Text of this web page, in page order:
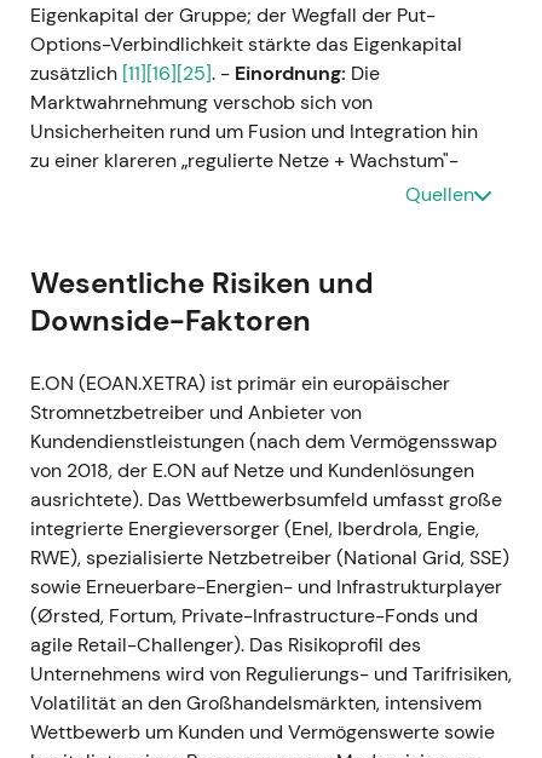
Eigenkapital der Gruppe; der Wegfall der Put-
Options-Verbindlichkeit stärkte das Eigenkapital
zusätzlich [11][16][25]. - Einordnung: Die
Marktwahrnehmung verschob sich von
Unsicherheiten rund um Fusion und Integration hin
zu einer klareren „regulierte Netze + Wachstum"-
Story, da das Kernkraft-Erbe weitgehend bereinigt
und Rally, da Anleger die Risikoreduzierung und die
positiven Ergebnisüberraschungen honorierten –
Übergang von der Post-Merger-Konsolidierung zur
---
Okt. 2021 — Regulierer setzt niedrigere
Eigenkapitalverzinsung für die 4.
Regulierungsperiode fest
-Ereignis:Die Bundesnetzagentur legte die
Vorsteuer-Eigenkapitalrendite für neue Netzanlagen
auf 5,07 % fest (3,51 % für Altanlagen); die
Entscheidung gilt ab 2023 für Gas und ab 2024 für
Strom. -Einordnung:Anleger werteten die
Entscheidung als strukturellen Gegenwind für eine
Quellen
Wesentliche Risiken und
Downside-Faktoren
E.ON (EOAN.XETRA) ist primär ein europäischer
Stromnetzbetreiber und Anbieter von
Kundendienstleistungen (nach dem Vermögensswap
von 2018, der E.ON auf Netze und Kundenlösungen
ausrichtete). Das Wettbewerbsumfeld umfasst große
integrierte Energieversorger (Enel, Iberdrola, Engie,
RWE), spezialisierte Netzbetreiber (National Grid, SSE)
sowie Erneuerbare-Energien- und Infrastrukturplayer
(Ørsted, Fortum, Private-Infrastructure-Fonds und
agile Retail-Challenger). Das Risikoprofil des
Unternehmens wird von Regulierungs- und Tarifrisiken,
Volatilität an den Großhandelsmärkten, intensivem
Wettbewerb um Kunden und Vermögenswerte sowie